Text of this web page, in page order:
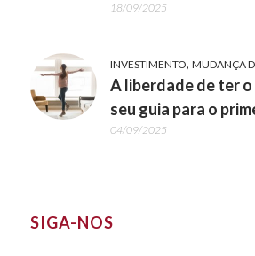
18/09/2025
INVESTIMENTO, MUDANÇA
A liberdade de ter
seu guia para o
04/09/2025
SIGA-NOS